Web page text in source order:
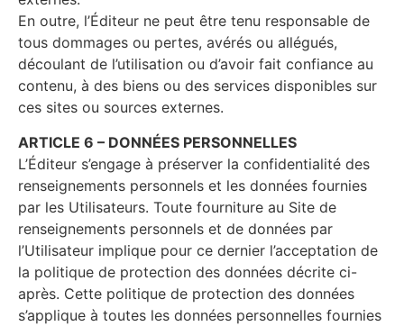
En outre, l’Éditeur ne peut être tenu responsable de
tous dommages ou pertes, avérés ou allégués,
découlant de l’utilisation ou d’avoir fait confiance au
contenu, à des biens ou des services disponibles sur
ces sites ou sources externes.
ARTICLE 6 – DONNÉES PERSONNELLES
L’Éditeur s’engage à préserver la confidentialité des
renseignements personnels et les données fournies
par les Utilisateurs. Toute fourniture au Site de
renseignements personnels et de données par
l’Utilisateur implique pour ce dernier l’acceptation de
la politique de protection des données décrite ci-
après. Cette politique de protection des données
s’applique à toutes les données personnelles fournies